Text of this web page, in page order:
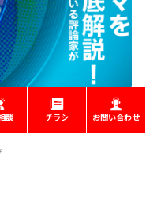
談 チラシ お問い合わせ